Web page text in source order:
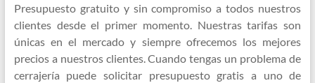
Presupuesto gratuito y sin compromiso a todos nuestros
clientes desde el primer momento. Nuestras tarifas son
únicas en el mercado y siempre ofrecemos los mejores
precios a nuestros clientes. Cuando tengas un problema de
cerrajería puede solicitar presupuesto gratis a uno de